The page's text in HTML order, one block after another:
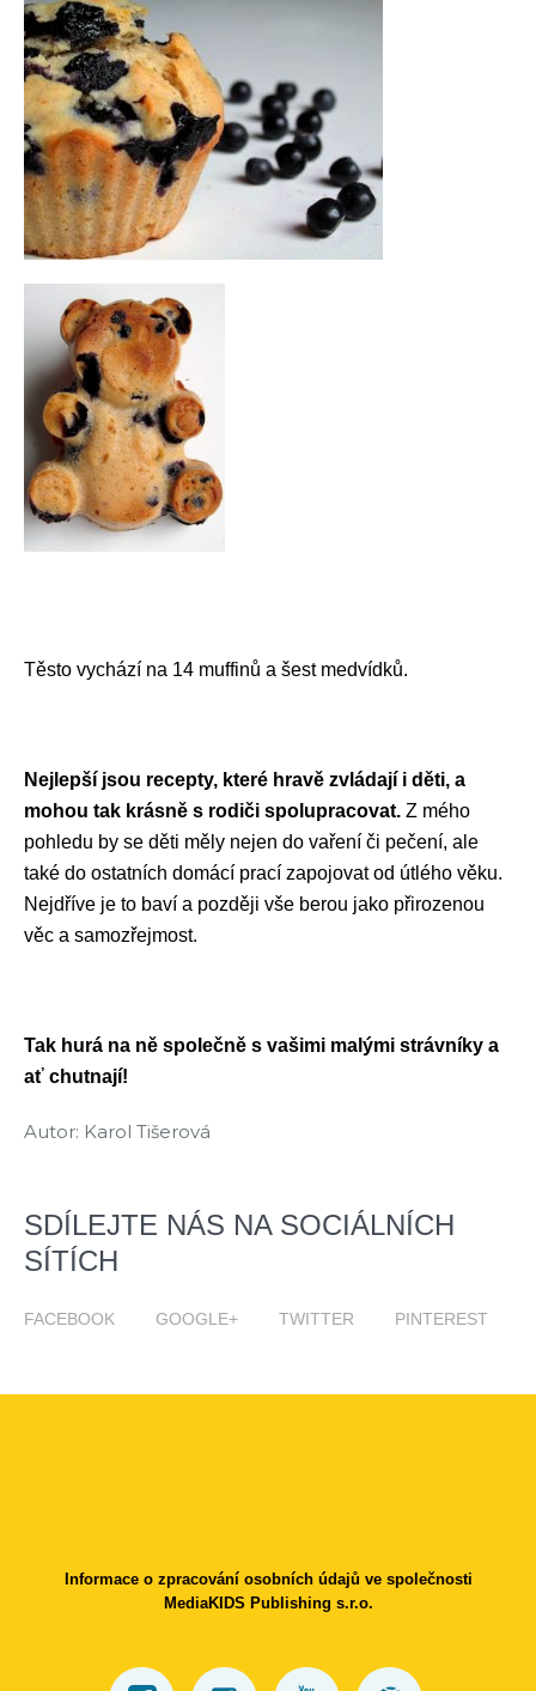
Těsto vychází na 14 muffinů a šest medvídků.
Nejlepší jsou recepty, které hravě zvládají i děti, a
mohou tak krásně s rodiči spolupracovat. Z mého
pohledu by se děti měly nejen do vaření či pečení, ale
také do ostatních domácí prací zapojovat od útlého věku.
Nejdříve je to baví a později vše berou jako přirozenou
věc a samozřejmost.
Tak hurá na ně společně s vašimi malými strávníky a
ať chutnají!
Autor: Karol Tišerová
SDÍLEJTE NÁS NA SOCIÁLNÍCH
SÍTÍCH
FACEBOOK GOOGLE+ TWITTER PINTEREST
Informace o zpracování osobních údajů ve společnosti
MediaKIDS Publishing s.r.o.